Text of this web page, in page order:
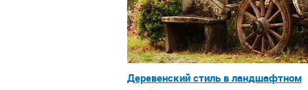
Деревенский стиль в ландшафтном